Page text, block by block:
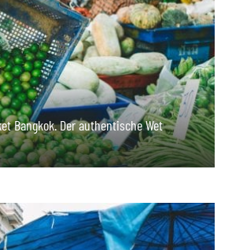
Bangkok. Der authentische Wet